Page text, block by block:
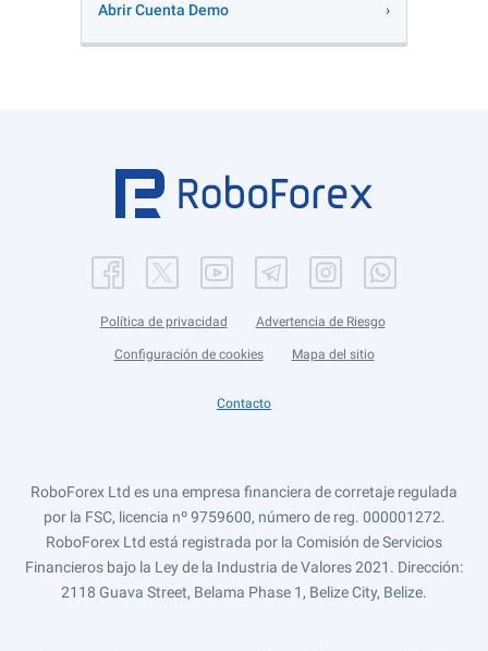
Abrir Cuenta Demo
Política de privacidad Advertencia de Riesgo
Configuración de cookies Mapa del sitio
Contacto
RoboForex Ltd es una empresa financiera de corretaje regulada
por la FSC, licencia nº 9759600, número de reg. 000001272.
RoboForex Ltd está registrada por la Comisión de Servicios
Financieros bajo la Ley de la Industria de Valores 2021. Dirección:
2118 Guava Street, Belama Phase 1, Belize City, Belize.